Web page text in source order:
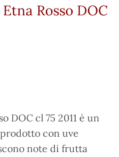
Rosso DOC
DOC cl 75 2011 è un
con uve
note di frutta